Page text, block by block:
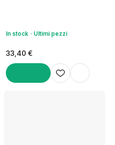
In stock Ultimi pezzi
33,40 €